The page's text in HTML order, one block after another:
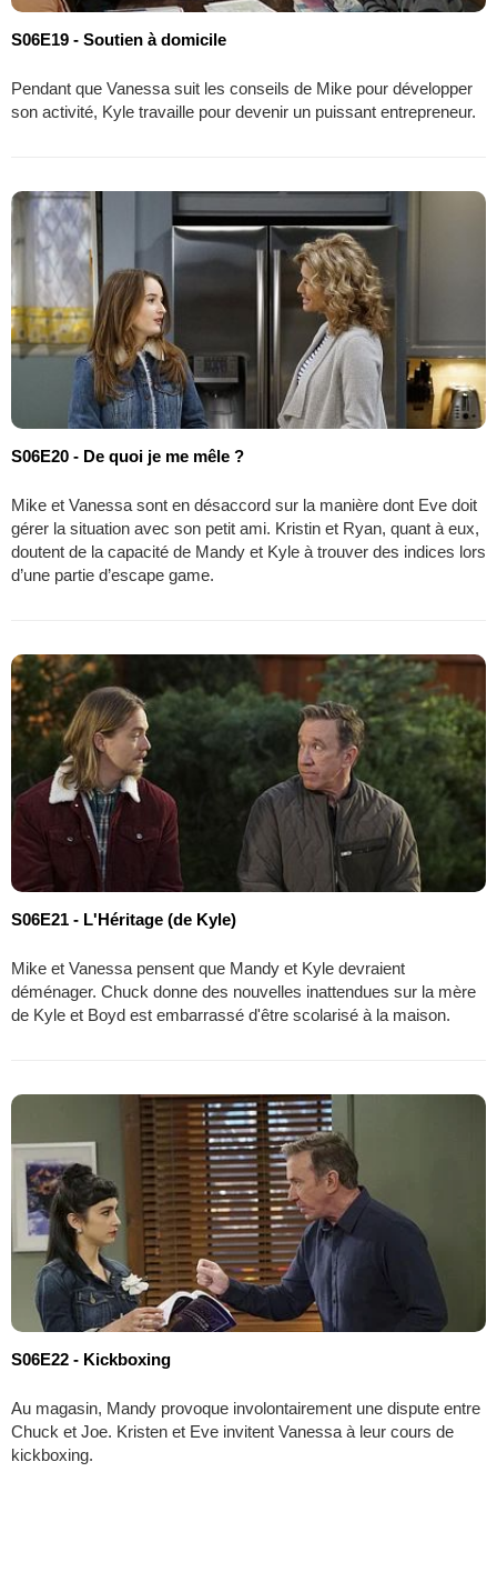
S06E19 - Soutien à domicile
Pendant que Vanessa suit les conseils de Mike pour développer
son activité, Kyle travaille pour devenir un puissant entrepreneur.
S06E20 - De quoi je me mêle ?
Mike et Vanessa sont en désaccord sur la manière dont Eve doit
gérer la situation avec son petit ami. Kristin et Ryan, quant à eux,
doutent de la capacité de Mandy et Kyle à trouver des indices lors
d’une partie d’escape game.
S06E21 - L'Héritage (de Kyle)
Mike et Vanessa pensent que Mandy et Kyle devraient
déménager. Chuck donne des nouvelles inattendues sur la mère
de Kyle et Boyd est embarrassé d'être scolarisé à la maison.
S06E22 - Kickboxing
Au magasin, Mandy provoque involontairement une dispute entre
Chuck et Joe. Kristen et Eve invitent Vanessa à leur cours de
kickboxing.